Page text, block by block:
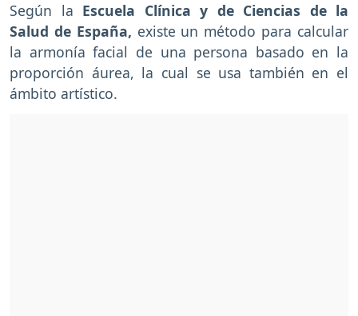
Según la Escuela Clínica y de Ciencias de la
Salud de España, existe un método para calcular
la armonía facial de una persona basado en la
proporción áurea, la cual se usa también en el
ámbito artístico.